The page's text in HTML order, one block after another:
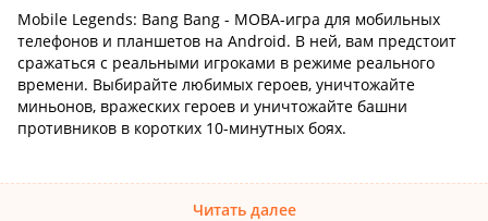
Mobile Legends: Bang Bang - MOBA-игра для мобильных
телефонов и планшетов на Android. В ней, вам предстоит
сражаться с реальными игроками в режиме реального
времени. Выбирайте любимых героев, уничтожайте
миньонов, вражеских героев и уничтожайте башни
противников в коротких 10-минутных боях.
Читать далее